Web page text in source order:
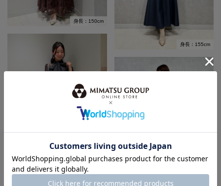
身長：150cm
身長：155cm
身長：150cm